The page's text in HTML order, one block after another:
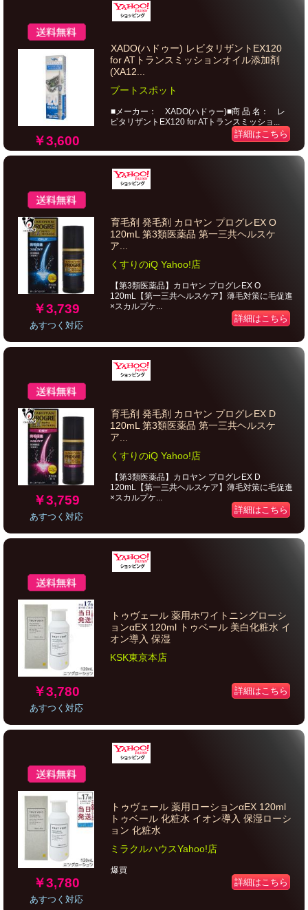
￥3,600
XADO(ハドゥー) レビタリザントEX120
for ATトランスミッションオイル添加剤
(XA12...
ブートスポット
■メーカー： XADO(ハドゥー)■商 品 名： レ
ビタリザントEX120 for ATトランスミッショ...
詳細はこちら
￥3,739
あすつく対応
育毛剤 発毛剤 カロヤン プログレEX O
120mL 第3類医薬品 第一三共ヘルスケ
ア...
くすりのiQ Yahoo!店
【第3類医薬品】カロヤン プログレEX O
120mL【第一三共ヘルスケア】薄毛対策に毛促進
×スカルプケ...
詳細はこちら
￥3,759
あすつく対応
育毛剤 発毛剤 カロヤン プログレEX D
120mL 第3類医薬品 第一三共ヘルスケ
ア...
くすりのiQ Yahoo!店
【第3類医薬品】カロヤン プログレEX D
120mL【第一三共ヘルスケア】薄毛対策に毛促進
×スカルプケ...
詳細はこちら
￥3,780
あすつく対応
トゥヴェール 薬用ホワイトニングローシ
ョンαEX 120ml トゥベール 美白化粧水 イ
オン導入 保湿
KSK東京本店
詳細はこちら
￥3,780
あすつく対応
トゥヴェール 薬用ローションαEX 120ml
トゥベール 化粧水 イオン導入 保湿ローシ
ョン 化粧水
ミラクルハウスYahoo!店
爆買
詳細はこちら